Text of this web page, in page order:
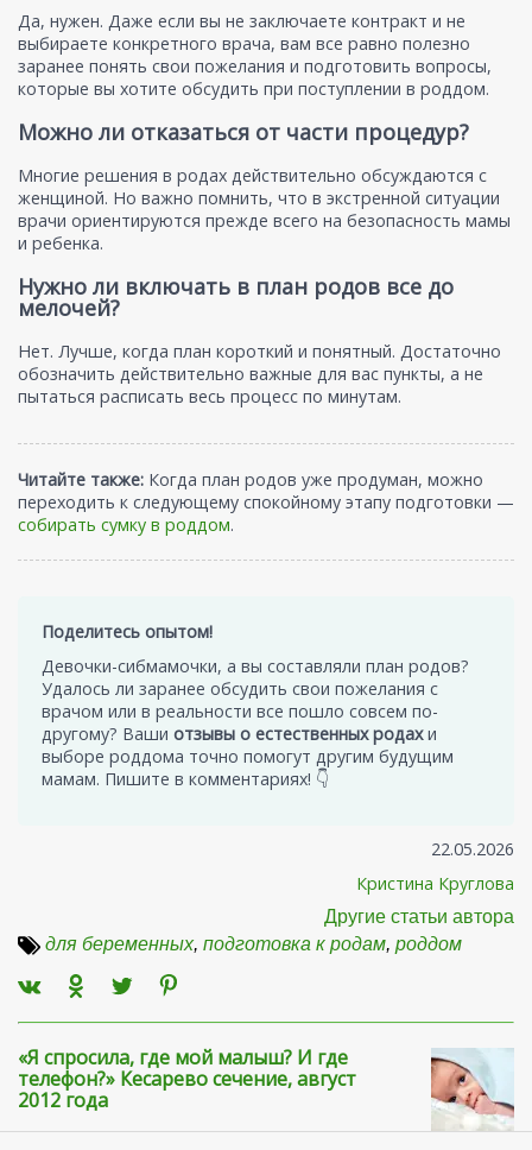
Да, нужен. Даже если вы не заключаете контракт и не
выбираете конкретного врача, вам все равно полезно
заранее понять свои пожелания и подготовить вопросы,
которые вы хотите обсудить при поступлении в роддом.
Можно ли отказаться от части процедур?
Многие решения в родах действительно обсуждаются с
женщиной. Но важно помнить, что в экстренной ситуации
врачи ориентируются прежде всего на безопасность мамы
и ребенка.
Нужно ли включать в план родов все до
мелочей?
Нет. Лучше, когда план короткий и понятный. Достаточно
обозначить действительно важные для вас пункты, а не
пытаться расписать весь процесс по минутам.
Читайте также: Когда план родов уже продуман, можно
переходить к следующему спокойному этапу подготовки —
собирать сумку в роддом.
Поделитесь опытом!
Девочки-сибмамочки, а вы составляли план родов?
Удалось ли заранее обсудить свои пожелания с
врачом или в реальности все пошло совсем по-
другому? Ваши отзывы о естественных родахи
выборе роддома точно помогут другим будущим
мамам. Пишите в комментариях! 👇
22.05.2026
Кристина Круглова
Другие статьи автора
для беременных, подготовка к родам, роддом
«Я спросила, где мой малыш? И где
телефон?» Кесарево сечение, август
2012 года